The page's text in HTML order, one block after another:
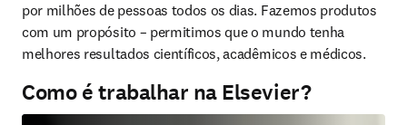
por milhões de pessoas todos os dias. Fazemos produtos
com um propósito – permitimos que o mundo tenha
melhores resultados científicos, acadêmicos e médicos.
Como é trabalhar na Elsevier?